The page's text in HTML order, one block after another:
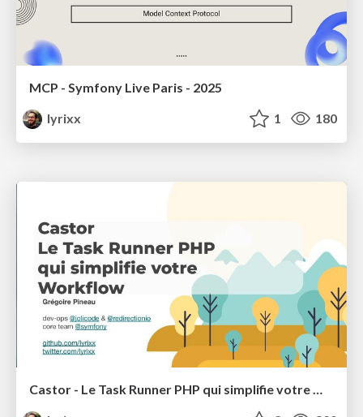
MCP - Symfony Live Paris - 2025
lyrixx
1 180
Castor - Le Task Runner PHP qui simplifie votre Workflow